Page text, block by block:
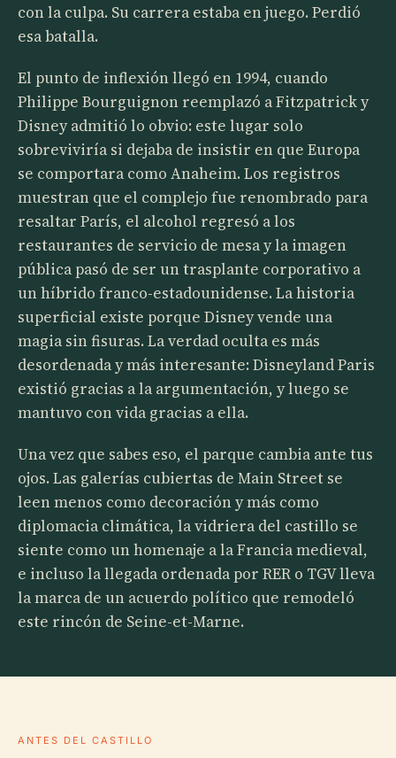
con la culpa. Su carrera estaba en juego. Perdió
esa batalla.
El punto de inflexión llegó en 1994, cuando
Philippe Bourguignon reemplazó a Fitzpatrick y
Disney admitió lo obvio: este lugar solo
sobreviviría si dejaba de insistir en que Europa
se comportara como Anaheim. Los registros
muestran que el complejo fue renombrado para
resaltar París, el alcohol regresó a los
restaurantes de servicio de mesa y la imagen
pública pasó de ser un trasplante corporativo a
un híbrido franco-estadounidense. La historia
superficial existe porque Disney vende una
magia sin fisuras. La verdad oculta es más
desordenada y más interesante: Disneyland Paris
existió gracias a la argumentación, y luego se
mantuvo con vida gracias a ella.
Una vez que sabes eso, el parque cambia ante tus
ojos. Las galerías cubiertas de Main Street se
leen menos como decoración y más como
diplomacia climática, la vidriera del castillo se
siente como un homenaje a la Francia medieval,
e incluso la llegada ordenada por RER o TGV lleva
la marca de un acuerdo político que remodeló
este rincón de Seine-et-Marne.
ANTES DEL CASTILLO